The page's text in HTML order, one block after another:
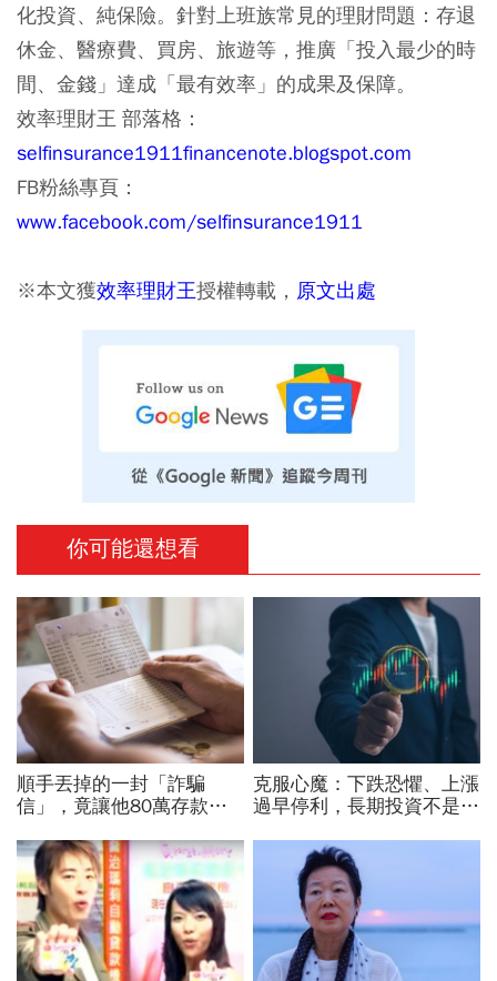
化投資、純保險。針對上班族常見的理財問題：存退
休金、醫療費、買房、旅遊等，推廣「投入最少的時
間、金錢」達成「最有效率」的成果及保障。
效率理財王 部落格：
selfinsurance1911financenote.blogspot.com
FB粉絲專頁：
www.facebook.com/selfinsurance1911
※本文獲效率理財王授權轉載， 原文出處
你可能還想看
順手丟掉的一封「詐騙
信」，竟讓他80萬存款被
付命令」你得守住2件事
克服心魔：下跌恐懼、上漲
過早停利，長期投資不是每